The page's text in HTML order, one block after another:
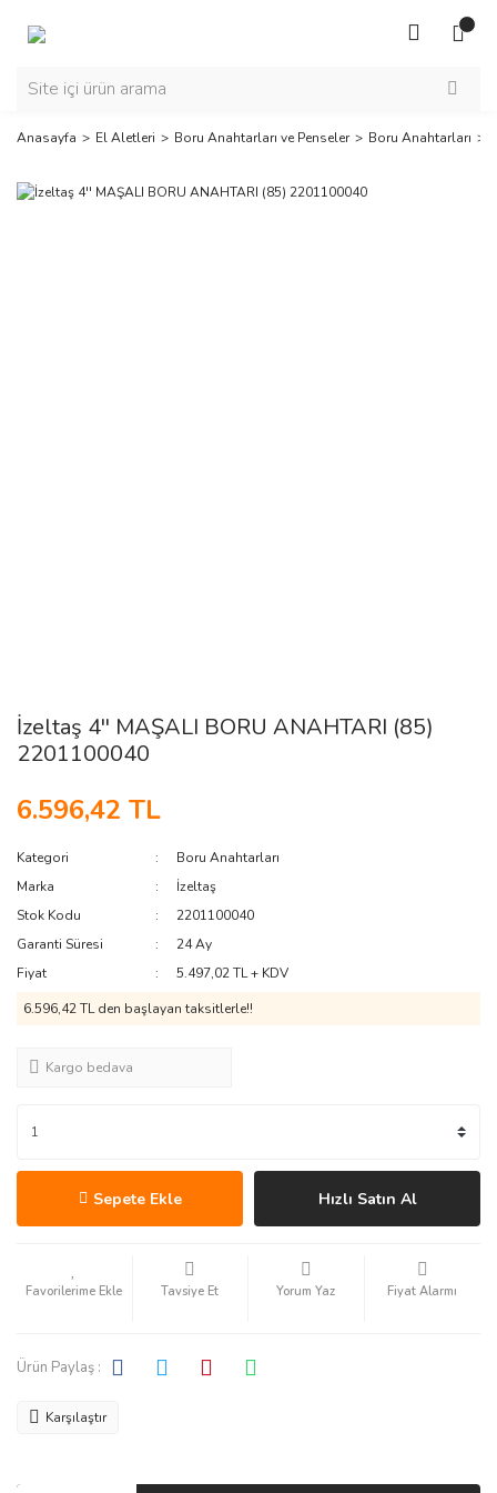
Anasayfa El Aletleri Boru Anahtarları ve Penseler Boru Anahtarları
İzeltaş 4'' MAŞALI BORU ANAHTARI (85)
2201100040
6.596,42 TL
Kategori
Boru Anahtarları
Marka
İzeltaş
Stok Kodu
2201100040
Garanti Süresi
24 Ay
Fiyat
5.497,02 TL + KDV
6.596,42 TL den başlayan taksitlerle!!
Kargo bedava
Sepete Ekle Hızlı Satın Al
Tavsiye Et Yorum Yaz Fiyat Alarmı
Ürün Paylaş :
Karşılaştır